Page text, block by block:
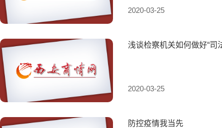
2020-03-25
浅谈检察机关如何做好“司
2020-03-25
防控疫情我当先